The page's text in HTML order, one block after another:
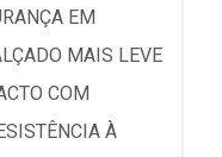
EM
MAIS LEVE
COM
À